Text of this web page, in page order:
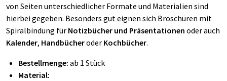
von Seiten unterschiedlicher Formate und Materialien sind
hierbei gegeben. Besonders gut eignen sich Broschüren mit
Spiralbindung für Notizbücher und Präsentationen oder auch
Kalender, Handbücheroder Kochbücher.
Bestellmenge: ab 1 Stück
Material: